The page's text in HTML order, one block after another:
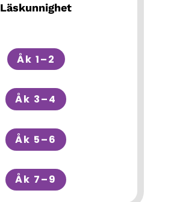
Läskunnighet
Åk 1–2
Åk 3–4
Åk 5–6
Åk 7–9